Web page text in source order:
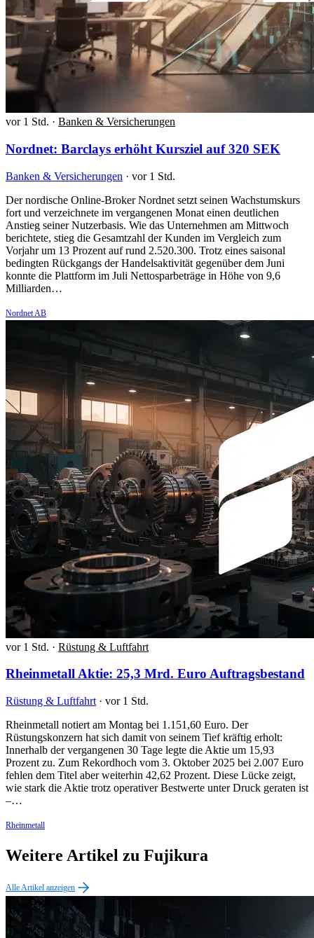
vor 1 Std. · Banken & Versicherungen
Nordnet: Barclays erhöht Kursziel auf 320 SEK
Banken & Versicherungen · vor 1 Std.
Der nordische Online-Broker Nordnet setzt seinen Wachstumskurs
fort und verzeichnete im vergangenen Monat einen deutlichen
Anstieg seiner Nutzerbasis. Wie das Unternehmen am Mittwoch
berichtete, stieg die Gesamtzahl der Kunden im Vergleich zum
Vorjahr um 13 Prozent auf rund 2.520.300. Trotz eines saisonal
bedingten Rückgangs der Handelsaktivität gegenüber dem Juni
konnte die Plattform im Juli Nettosparbeträge in Höhe von 9,6
Milliarden…
Nordnet AB
vor 1 Std. · Rüstung & Luftfahrt
Rheinmetall Aktie: 25,3 Mrd. Euro Auftragsbestand
Rüstung & Luftfahrt · vor 1 Std.
Rheinmetall notiert am Montag bei 1.151,60 Euro. Der
Rüstungskonzern hat sich damit von seinem Tief kräftig erholt:
Innerhalb der vergangenen 30 Tage legte die Aktie um 15,93
Prozent zu. Zum Rekordhoch vom 3. Oktober 2025 bei 2.007 Euro
fehlen dem Titel aber weiterhin 42,62 Prozent. Diese Lücke zeigt,
wie stark die Aktie trotz operativer Bestwerte unter Druck geraten ist
–…
Rheinmetall
Weitere Artikel zu Fujikura
Alle Artikel anzeigen